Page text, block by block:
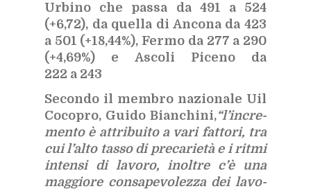
Ur­bi­no che pas­sa da 491 a 524
(+6,72), da quel­la di An­co­na da 423
a 501 (+18,44%), Fer­mo da 277 a 290
(+4,69%) e Asco­li Pi­ce­no da
222 a 243
Se­con­do il mem­bro na­zio­na­le Uil
Co­co­pro, Gui­do Bian­chi­ni,“l’in­cre­
men­to è at­tri­bui­to a vari fat­to­ri, tra
cui l’al­to tas­so di pre­ca­rie­tà e i rit­mi
in­ten­si di la­vo­ro, inol­tre c’è una
mag­gio­re con­sa­pe­vo­lez­za dei la­vo­